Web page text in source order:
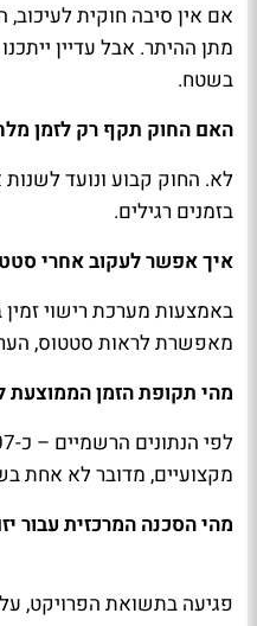
אם אין סיבה חוקית
מתן ההיתר. אבל עדיין
בשטח.
האם החוק תקף רק לזמן
לא. החוק קבוע ונועד
בזמנים רגילים.
איך אפשר לעקוב אחרי
באמצעות מערכת רישוי
מאפשרת לראות סטטוס,
מהי תקופת הזמן הממוצעת
מקצועיים, מדובר לא אחת
מהי הסכנה המרכזית עבור
פגיעה בתשואת הפרויקט,